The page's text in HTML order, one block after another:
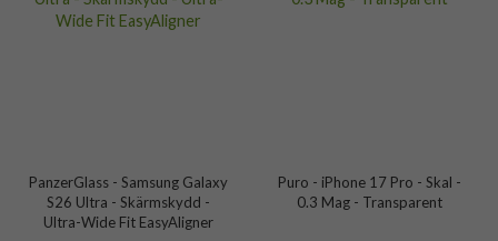
PanzerGlass - Samsung Galaxy
S26 Ultra - Skärmskydd -
Ultra-Wide Fit EasyAligner
Puro - iPhone 17 Pro - Skal -
0.3 Mag - Transparent